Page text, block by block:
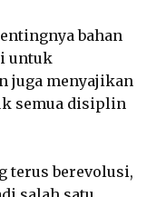
bahan
untuk
juga menyajikan
semua disiplin
terus berevolusi,